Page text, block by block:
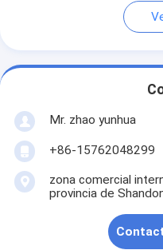
Mr. zhao yunhua
+86-15762048299
zona comercial
provincia de